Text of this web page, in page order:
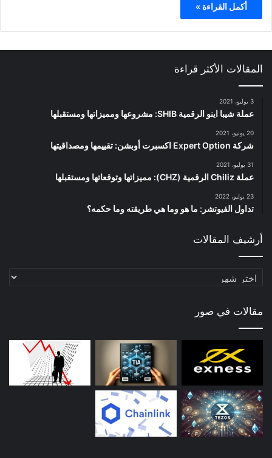
أكمل القراءة »
المقالات الأكثر قراءة
3 يوليو، 2021
عملة شيبا اينو الرقمية SHIB: مشروعها ومميزاتها ومستقبلها
20 يونيو، 2021
شركة Expert Option اكسبرت أوبشن: تقييمها ومصداقيتها
31 يوليو، 2021
عملة Chiliz الرقمية (CHZ): مميزاتها وتوقعاتها ومستقبلها
23 يوليو، 2022
تداول الفيوتشر: ما هو وما هي طريقته وما حكمه؟
أرشيف المقالات
أرشيف
مقالات في صور